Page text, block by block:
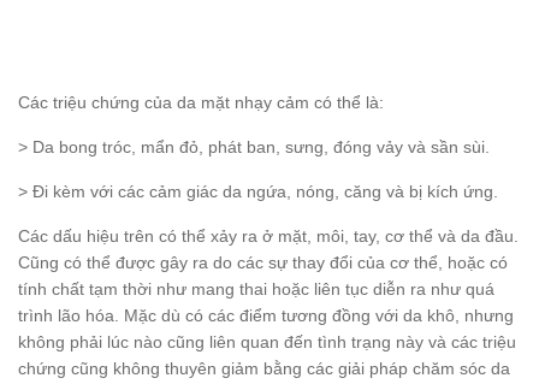
Các triệu chứng của da mặt nhạy cảm có thể là:
> Da bong tróc, mẩn đỏ, phát ban, sưng, đóng vảy và sần sùi.
> Đi kèm với các cảm giác da ngứa, nóng, căng và bị kích ứng.
Các dấu hiệu trên có thể xảy ra ở mặt, môi, tay, cơ thể và da đầu.
Cũng có thể được gây ra do các sự thay đổi của cơ thể, hoặc có
tính chất tạm thời như mang thai hoặc liên tục diễn ra như quá
trình lão hóa. Mặc dù có các điểm tương đồng với da khô, nhưng
không phải lúc nào cũng liên quan đến tình trạng này và các triệu
chứng cũng không thuyên giảm bằng các giải pháp chăm sóc da